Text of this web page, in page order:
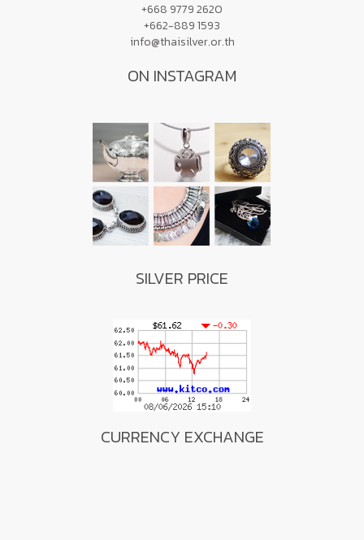
+668 9779 2620
+662-889 1593
info@thaisilver.or.th
ON INSTAGRAM
SILVER PRICE
CURRENCY EXCHANGE